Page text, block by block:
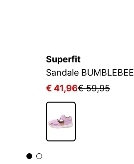
Superfit
Sandale BUMBLEBEE
€ 41,96€ 59,95